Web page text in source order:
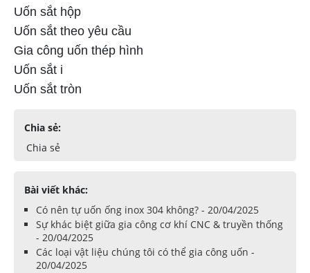
Uốn sắt hộp
Uốn sắt theo yêu cầu
Gia công uốn thép hình
Uốn sắt i
Uốn sắt tròn
Chia sẻ:
Chia sẻ
Bài viết khác:
Có nên tự uốn ống inox 304 không? - 20/04/2025
Sự khác biệt giữa gia công cơ khí CNC & truyền thống
- 20/04/2025
Các loại vật liệu chúng tôi có thể gia công uốn -
20/04/2025